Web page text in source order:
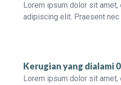
Lorem ipsum dolor sit amet,
adipiscing elit. Praesent nec
Kerugian yang dialami
Lorem ipsum dolor sit amet,